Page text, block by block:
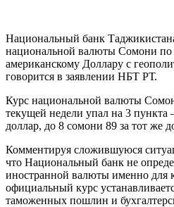
Национальный банк
национальной валюты Сомони
американскому Доллару с
говорится в заявлении НБТ РТ.
Курс национальной валюты
текущей недели упал на 3 пункта
доллар, до 8 сомони 89 за тот же
Комментируя сложившуюся
что Национальный банк не
иностранной валюты именно для
официальный курс
таможенных пошлин и